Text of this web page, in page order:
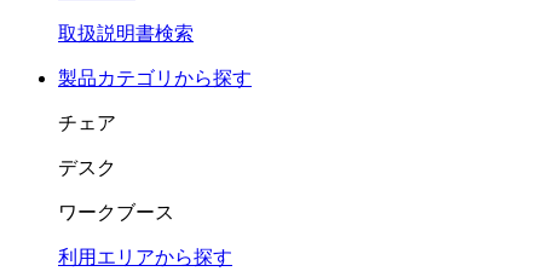
取扱説明書検索
製品カテゴリから探す
チェア
デスク
ワークブース
利用エリアから探す